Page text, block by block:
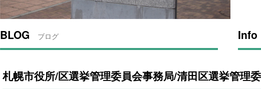
BLOG ブログ Info
札幌市役所/区選挙管理委員会事務局/清田区選挙管理